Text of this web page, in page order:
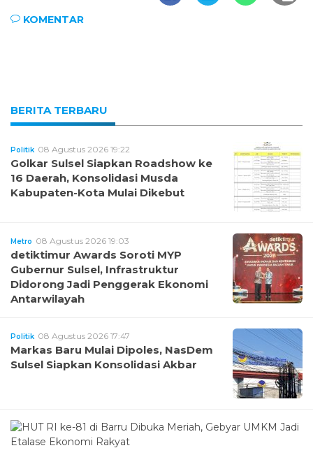
KOMENTAR
BERITA TERBARU
Politik 08 Agustus 2026 19:22
Golkar Sulsel Siapkan Roadshow ke
16 Daerah, Konsolidasi Musda
Kabupaten-Kota Mulai Dikebut
Metro 08 Agustus 2026 19:03
detiktimur Awards Soroti MYP
Gubernur Sulsel, Infrastruktur
Didorong Jadi Penggerak Ekonomi
Antarwilayah
Politik 08 Agustus 2026 17:47
Markas Baru Mulai Dipoles, NasDem
Sulsel Siapkan Konsolidasi Akbar